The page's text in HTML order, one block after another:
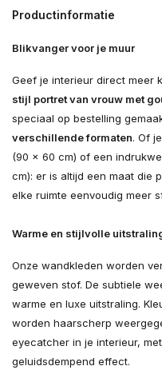
Productinformatie
Blikvanger voor je muur
Geef je interieur direct meer
stijl portret van vrouw met
speciaal op bestelling
verschillende formaten. Of
(90 × 60 cm) of een
cm): er is altijd een maat die
elke ruimte eenvoudig meer
Warme en stijlvolle
Onze wandkleden worden
geweven stof. De subtiele
warme en luxe uitstraling.
worden haarscherp
eyecatcher in je interieur,
geluidsdempend effect.